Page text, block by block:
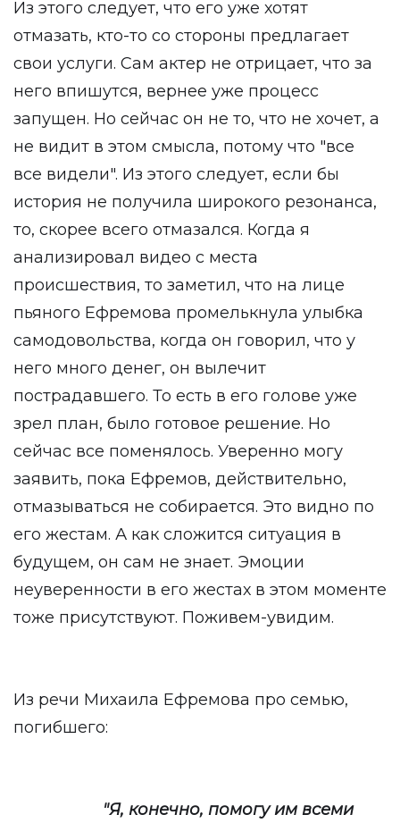
Из этого следует, что его уже хотят
отмазать, кто-то со стороны предлагает
свои услуги. Сам актер не отрицает, что за
него впишутся, вернее уже процесс
запущен. Но сейчас он не то, что не хочет, а
не видит в этом смысла, потому что "все
все видели". Из этого следует, если бы
история не получила широкого резонанса,
то, скорее всего отмазался. Когда я
анализировал видео с места
происшествия, то заметил, что на лице
пьяного Ефремова промелькнула улыбка
самодовольства, когда он говорил, что у
него много денег, он вылечит
пострадавшего. То есть в его голове уже
зрел план, было готовое решение. Но
сейчас все поменялось. Уверенно могу
заявить, пока Ефремов, действительно,
отмазываться не собирается. Это видно по
его жестам. А как сложится ситуация в
будущем, он сам не знает. Эмоции
неуверенности в его жестах в этом моменте
тоже присутствуют. Поживем-увидим.
Из речи Михаила Ефремова про семью,
погибшего:
"Я, конечно, помогу им всеми